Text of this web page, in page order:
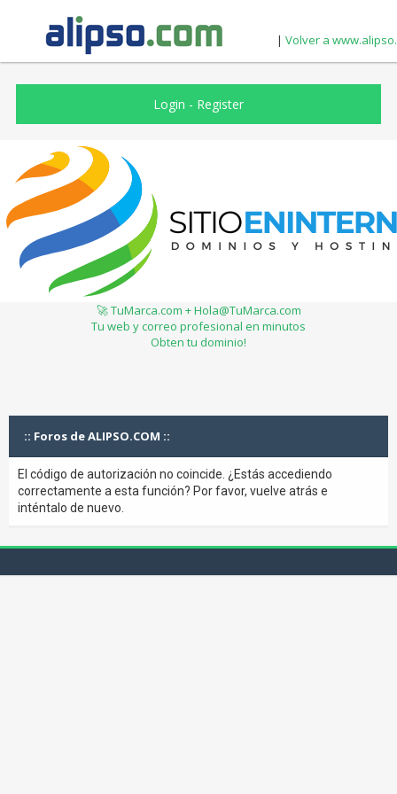
| Volver a
Login - Register
🚀 TuMarca.com + Hola@TuMarca.com
Tu web y correo profesional en minutos
Obten tu dominio!
:: Foros de ALIPSO.COM ::
El código de autorización no coincide. ¿Estás accediendo
correctamente a esta función? Por favor, vuelve atrás e
inténtalo de nuevo.